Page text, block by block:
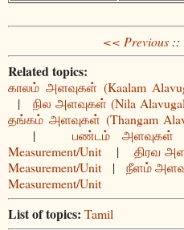
<< Previous ::
Related topics:
காலம் அளவுகள் (Kaalam
|நில அளவுகள் (Nila
தங்கம் அளவுகள் (Thangam
| பண்டம் அளவுகள்
Measurement/Unit | திரவ
Measurement/Unit | நீளம்
Measurement/Unit
List of topics: Tamil